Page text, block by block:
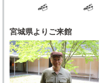
宮城県よりご来館